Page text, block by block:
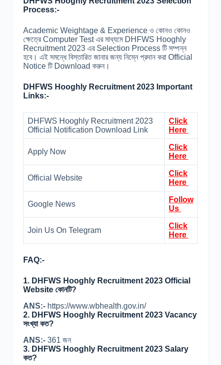
Process:-
Academic Weightage & Experience ও কোনও কোনও
ক্ষেত্রে Computer Test এর মাধ্যমে DHFWS Hooghly
Recruitment 2023 এর Selection Process টি সম্পন্ন
হবে। এই সমন্ধে বিস্তারিত জানার জন্য নিম্নে প্রদান করা Official
Notice টি Download করুন।
DHFWS Hooghly Recruitment 2023 Important
Links:-
DHFWS Hooghly Recruitment 2023
Official Notification Download Link
Click
Here
Apply Now
Click
Here
Official Website
Click
Here
Google News
Follow
Us
Join Us On Telegram
Click
Here
FAQ:-
1. DHFWS Hooghly Recruitment 2023 Official
Website কোনটি?
ANS:-https://www.wbhealth.gov.in/
2. DHFWS Hooghly Recruitment 2023 Vacancy
সংখ্যা কত?
ANS:-361 জন
3. DHFWS Hooghly Recruitment 2023 Salary
কত?